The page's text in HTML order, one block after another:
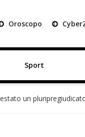
Oroscopo Cyber
Sport
un